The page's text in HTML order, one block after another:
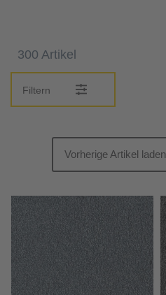
300 Artikel
Filtern
Vorherige Artikel laden